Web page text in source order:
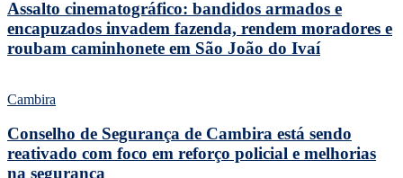
Assalto cinematográfico: bandidos armados e
encapuzados invadem fazenda, rendem moradores e
roubam caminhonete em São João do Ivaí
Cambira
Conselho de Segurança de Cambira está sendo
reativado com foco em reforço policial e melhorias
na segurança